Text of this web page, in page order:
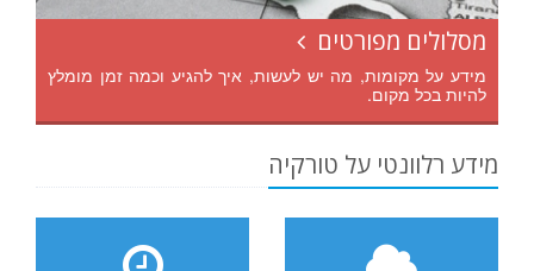
מסלולים מפורטים
מידע על מקומות, מה יש לעשות, איך להגיע וכמה זמן מומלץ
להיות בכל מקום.
מידע רלוונטי על טורקיה